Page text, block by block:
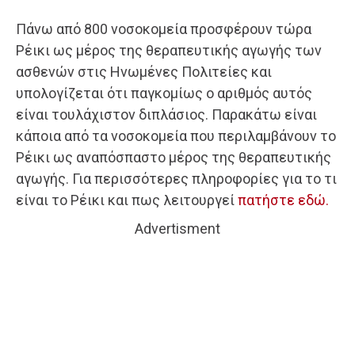
Πάνω από 800 νοσοκομεία προσφέρουν τώρα
Ρέικι ως μέρος της θεραπευτικής αγωγής των
ασθενών στις Ηνωμένες Πολιτείες και
υπολογίζεται ότι παγκομίως ο αριθμός αυτός
είναι τουλάχιστον διπλάσιος. Παρακάτω είναι
κάποια από τα νοσοκομεία που περιλαμβάνουν το
Ρέικι ως αναπόσπαστο μέρος της θεραπευτικής
αγωγής. Για περισσότερες πληροφορίες για το τι
είναι το Ρέικι και πως λειτουργείπατήστε εδώ.
Advertisment